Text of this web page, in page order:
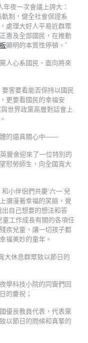
夜一次會議上誇大：
制，健全社會保證系
處理大好人平易近群眾
惠及全部國民，在推動
顯明的本質性停頓。”
人心系國民、面向將來
害要看能否保持以國民
更要看國民的幸福安
世界政黨高層對話會上
體的逼真關心中——
黌舍迎來了一位特別的
慰勞師生，向全國寬大
小伴侶們共慶‘六一’兒
瀰漫著幸福的笑臉，覺
自己想要的想法和答
工作成長有關的各項任
疾兒童，讓一切孩子都
福美妙的童年。
大休息群眾致以節日的
學科技小院的同窗們回
的慶祝；
優良教員代表，代表黨
以節日的問候和真摯的